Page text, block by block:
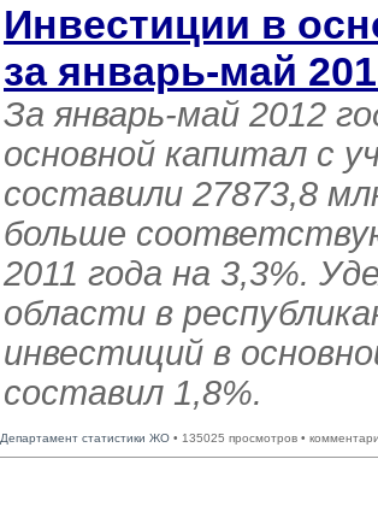
Инвестиции в
за январь-май
За январь-май 2012
основной капитал с
составили 27873,8
больше
2011 года на 3,3%.
области в
инвестиций в
составил 1,8%.
Департамент статистики ЖО • 135025 просмотров •